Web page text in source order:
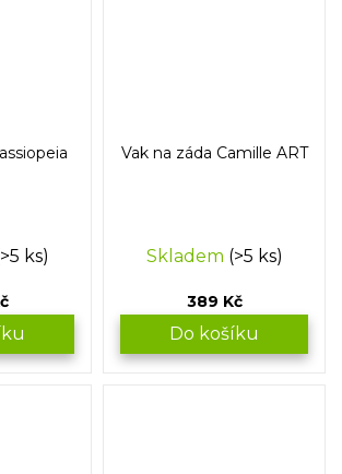
ks)
Vak na záda Camille ART
Skladem (>5 ks)
389 Kč
Do košíku